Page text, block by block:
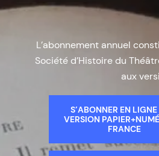
L’abonnement annuel
Société d’Histoire du
aux
S’ABONNER EN
VERSION
FRANCE